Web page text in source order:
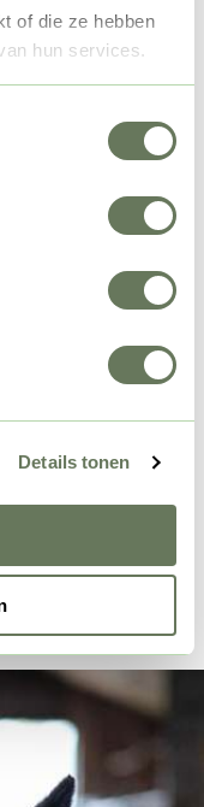
of die ze hebben
hun services.
Details tonen
passen en die je
kan nemen. Wil je
meer